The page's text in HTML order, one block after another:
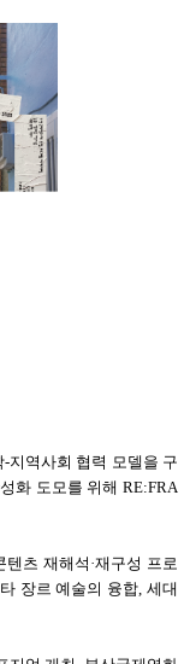
-지역사회 협력 모델을 구
화 도모를 위해RE:FRA
텐츠 재해석 ·재구성 프로
장르 예술의 융합 ,세대